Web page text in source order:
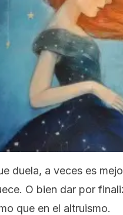
duela, a veces es
O bien dar por
que en el altruismo.